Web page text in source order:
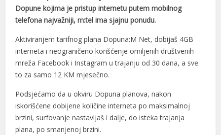
Dopune kojima je pristup internetu putem mobilnog
telefona najvažniji, m:tel ima sjajnu ponudu.
Aktiviranjem tarifnog plana Dopuna:M Net, dobijaš 4GB
interneta i neograničeno korišćenje omiljenih društvenih
mreža Facebook i Instagram u trajanju od 30 dana, a sve
to za samo 12 KM mjesečno.
Podsjećamo da u okviru Dopuna planova, nakon
iskorišćene dobijene količine interneta po maksimalnoj
brzini, surfovanje nastavljaš i dalje, do isteka trajanja
plana, po smanjenoj brzini.